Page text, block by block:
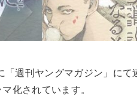
「週刊ヤングマガジン」にて
化されています。